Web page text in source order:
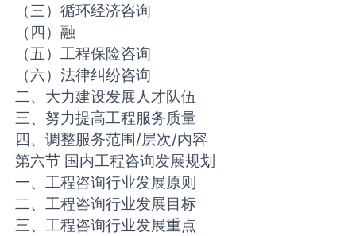
（三）循环经济咨询
（四）融
（五）工程保险咨询
（六）法律纠纷咨询
二、大力建设发展人才队伍
三、努力提高工程服务质量
四、调整服务范围/层次/内容
第六节 国内工程咨询发展规划
一、工程咨询行业发展原则
二、工程咨询行业发展目标
三、工程咨询行业发展重点